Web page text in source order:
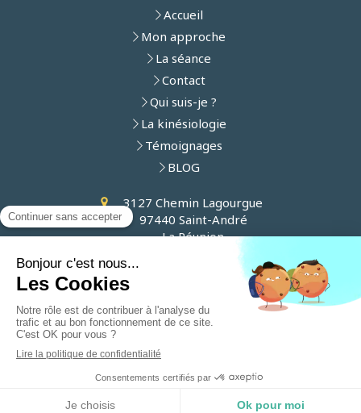
Accueil
Mon approche
La séance
Contact
Qui suis-je ?
La kinésiologie
Témoignages
BLOG
3127 Chemin Lagourgue
97440 Saint-André
La Réunion
Afficher le téléphone
Plan du site
Mentions légales
Création et référencement du site par Simplébo
Site partenaire deAnnuaire Thérapeutes